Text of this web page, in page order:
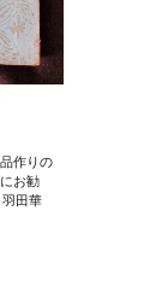
作りの
お勧
田華